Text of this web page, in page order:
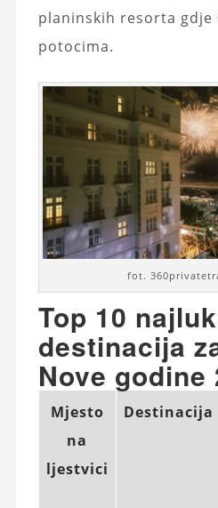
planinskih resorta gdje
potocima.
fot.
Top 10
destinacija
Nove godine
Mjesto
na
ljestvici
Destinacija